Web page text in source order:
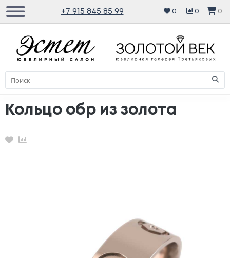
+7 915 845 85 99 0 0 0
Кольцо обр из золота
Избранное
Сравнение